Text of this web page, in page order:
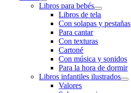
Libros para bebés
Libros de tela
Con solapas y pestañas
Para cantar
Con texturas
Cartoné
Con música y sonidos
Para la hora de dormir
Libros infantiles ilustrados
Valores